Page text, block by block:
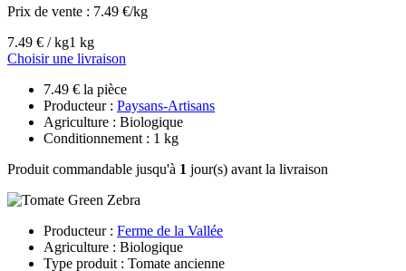
Prix de vente : 7.49 €/kg
7.49 € / kg1 kg
Choisir une livraison
7.49 € la pièce
Producteur : Paysans-Artisans
Agriculture : Biologique
Conditionnement : 1 kg
Produit commandable jusqu'à 1 jour(s) avant la livraison
Producteur : Ferme de la Vallée
Agriculture : Biologique
Type produit : Tomate ancienne